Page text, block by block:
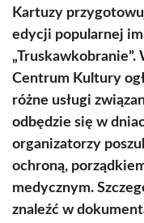
Kartuzy
edycji popularnej
Centrum Kultury
różne usługi
odbędzie się w
organizatorzy
ochroną,
medycznym.
znaleźć w